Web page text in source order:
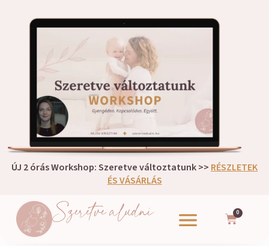
ÚJ 2 órás Workshop: Szeretve változtatunk >> RÉSZLETEK
ÉS VÁSÁRLÁS
Szeretve aludni 0